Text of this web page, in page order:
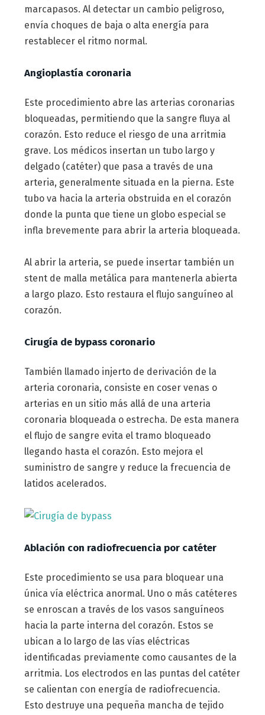
marcapasos. Al detectar un cambio peligroso,
envía choques de baja o alta energía para
restablecer el ritmo normal.
Angioplastía coronaria
Este procedimiento abre las arterias coronarias
bloqueadas, permitiendo que la sangre fluya al
corazón. Esto reduce el riesgo de una arritmia
grave. Los médicos insertan un tubo largo y
delgado (catéter) que pasa a través de una
arteria, generalmente situada en la pierna. Este
tubo va hacia la arteria obstruida en el corazón
donde la punta que tiene un globo especial se
infla brevemente para abrir la arteria bloqueada.
Al abrir la arteria, se puede insertar también un
stent de malla metálica para mantenerla abierta
a largo plazo. Esto restaura el flujo sanguíneo al
corazón.
Cirugía de bypass coronario
También llamado injerto de derivación de la
arteria coronaria, consiste en coser venas o
arterias en un sitio más allá de una arteria
coronaria bloqueada o estrecha. De esta manera
el flujo de sangre evita el tramo bloqueado
llegando hasta el corazón. Esto mejora el
suministro de sangre y reduce la frecuencia de
latidos acelerados.
Ablación con radiofrecuencia por catéter
Este procedimiento se usa para bloquear una
única vía eléctrica anormal. Uno o más catéteres
se enroscan a través de los vasos sanguíneos
hacia la parte interna del corazón. Estos se
ubican a lo largo de las vías eléctricas
identificadas previamente como causantes de la
arritmia. Los electrodos en las puntas del catéter
se calientan con energía de radiofrecuencia.
Esto destruye una pequeña mancha de tejido